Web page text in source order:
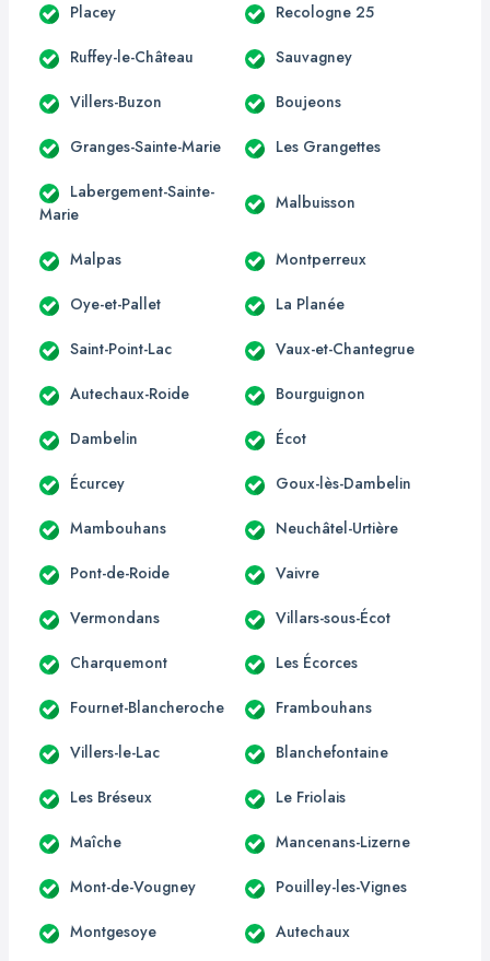
Placey Recologne 25
Ruffey-le-Château Sauvagney
Villers-Buzon Boujeons
Granges-Sainte-Marie Les Grangettes
Labergement-Sainte-
Marie
Malbuisson
Malpas Montperreux
Oye-et-Pallet La Planée
Saint-Point-Lac Vaux-et-Chantegrue
Autechaux-Roide Bourguignon
Dambelin Écot
Écurcey Goux-lès-Dambelin
Mambouhans Neuchâtel-Urtière
Pont-de-Roide Vaivre
Vermondans Villars-sous-Écot
Charquemont Les Écorces
Fournet-Blancheroche Frambouhans
Villers-le-Lac Blanchefontaine
Les Bréseux Le Friolais
Maîche Mancenans-Lizerne
Mont-de-Vougney Pouilley-les-Vignes
Montgesoye Autechaux